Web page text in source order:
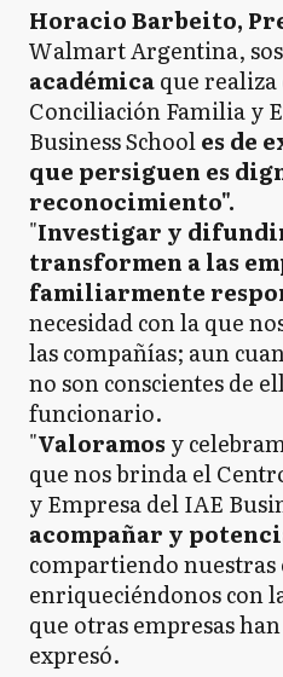
Horacio Barbeito,
Walmart Argentina,
académicaque
Conciliación Familia y
Business Schooles de
que persiguen es
reconocimiento".
"Investigar y
transformen a las
familiarmente
necesidad con la que
las compañías; aun
no son conscientes de
funcionario.
"Valoramos y
que nos brinda el
y Empresa del IAE
acompañar y
compartiendo nuestras
enriqueciéndonos con
que otras empresas
expresó.